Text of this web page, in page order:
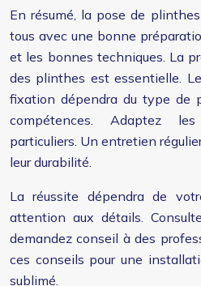
En résumé, la pose de
tous avec une bonne
et les bonnes techniques. La
des plinthes est essentielle.
fixation dépendra du type de
compétences. Adaptez
particuliers. Un entretien
leur durabilité.
La réussite dépendra de
attention aux détails.
demandez conseil à des
ces conseils pour une
sublimé.